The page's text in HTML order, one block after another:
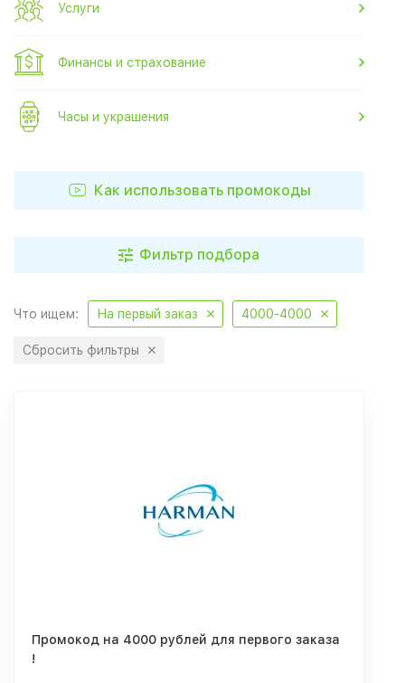
Услуги
Финансы и страхование
Часы и украшения
Как использовать промокоды
Фильтр подбора
Что ищем: На первый заказ 4000-4000
Сбросить фильтры
Промокод на 4000 рублей для первого заказа
!